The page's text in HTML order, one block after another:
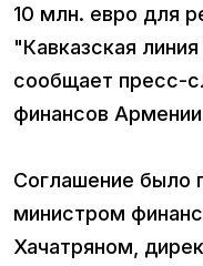
10 млн. евро для
"Кавказская
сообщает пресс-
финансов
Соглашение было
министром
Хачатряном,